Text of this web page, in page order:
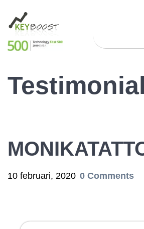
Testimonial
10 februari, 2020 0 Comments